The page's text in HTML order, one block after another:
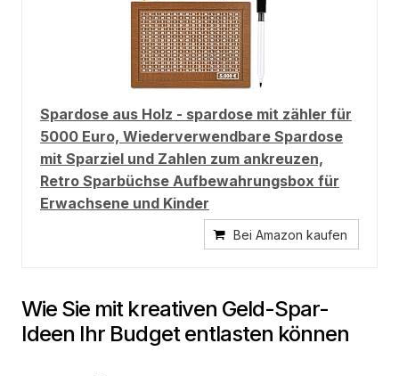
Spardose aus Holz - spardose mit zähler für
5000 Euro, Wiederverwendbare Spardose
mit Sparziel und Zahlen zum ankreuzen,
Retro Sparbüchse Aufbewahrungsbox für
Erwachsene und Kinder
Bei Amazon kaufen
Wie Sie mit kreativen Geld-Spar-
Ideen Ihr Budget entlasten können